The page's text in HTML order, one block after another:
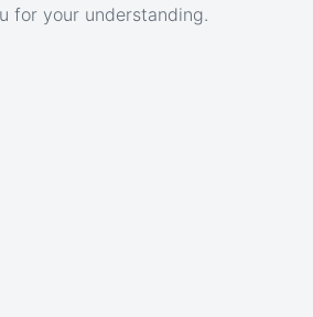
for your understanding.